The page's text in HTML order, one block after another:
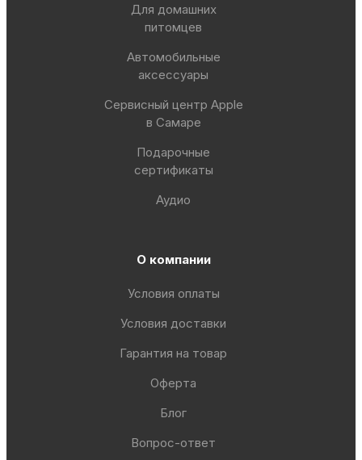
Для домашних
питомцев
Автомобильные
аксессуары
Сервисный центр Apple
в Самаре
Подарочные
сертификаты
Аудио
О компании
Условия оплаты
Условия доставки
Гарантия на товар
Оферта
Блог
Вопрос-ответ